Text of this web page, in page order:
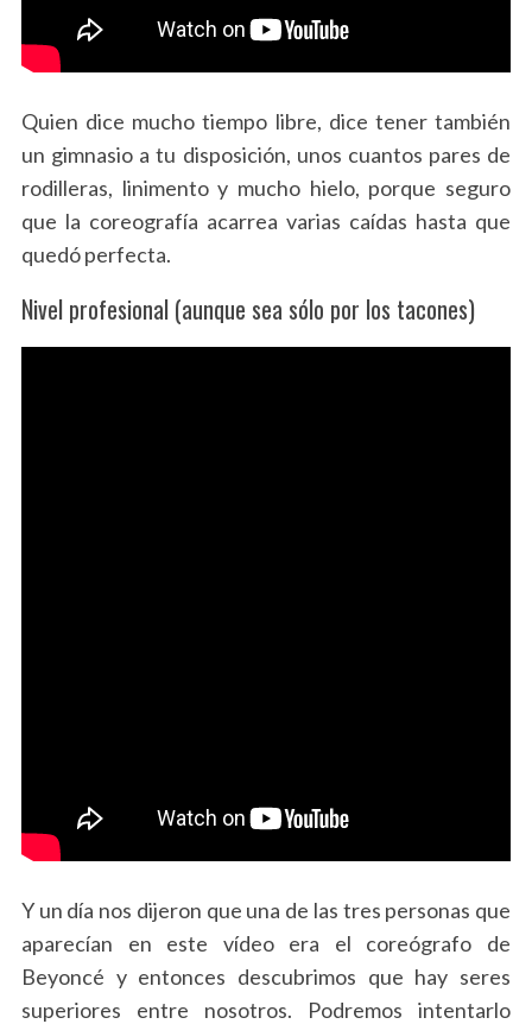
Quien dice mucho tiempo libre, dice tener también
un gimnasio a tu disposición, unos cuantos pares de
rodilleras, linimento y mucho hielo, porque seguro
que la coreografía acarrea varias caídas hasta que
quedó perfecta.
Nivel profesional (aunque sea sólo por los tacones)
Y un día nos dijeron que una de las tres personas que
aparecían en este vídeo era el coreógrafo de
Beyoncé y entonces descubrimos que hay seres
superiores entre nosotros. Podremos intentarlo
S
a
r
c
f
o
: